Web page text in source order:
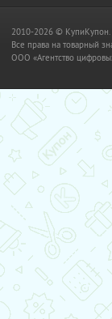
2010-2026 ©
Все права на товарный
OOO «Агентство